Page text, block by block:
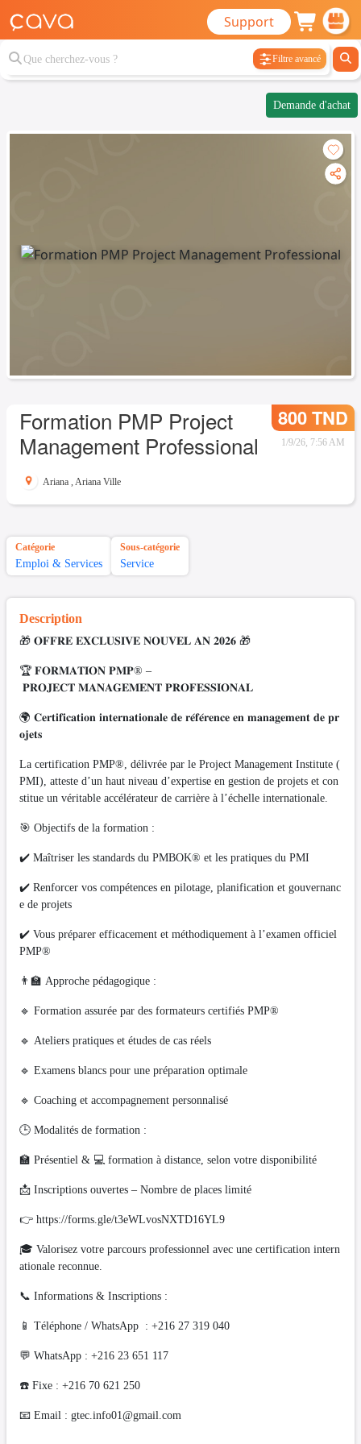
Support
Filtre avancé
Demande d'achat
Formation PMP Project
Management Professional
800 TND
1/9/26, 7:56 AM
Ariana , Ariana Ville
Catégorie
Emploi & Services
Sous-catégorie
Service
Description
🎁 𝐎𝐅𝐅𝐑𝐄 𝐄𝐗𝐂𝐋𝐔𝐒𝐈𝐕𝐄 𝐍𝐎𝐔𝐕𝐄𝐋 𝐀𝐍 𝟐𝟎𝟐𝟔 🎁
🏆 𝐅𝐎𝐑𝐌𝐀𝐓𝐈𝐎𝐍 𝐏𝐌𝐏® –
𝐏𝐑𝐎𝐉𝐄𝐂𝐓 𝐌𝐀𝐍𝐀𝐆𝐄𝐌𝐄𝐍𝐓 𝐏𝐑𝐎𝐅𝐄𝐒𝐒𝐈𝐎𝐍𝐀𝐋
🌍 𝐂𝐞𝐫𝐭𝐢𝐟𝐢𝐜𝐚𝐭𝐢𝐨𝐧 𝐢𝐧𝐭𝐞𝐫𝐧𝐚𝐭𝐢𝐨𝐧𝐚𝐥𝐞 𝐝𝐞 𝐫𝐞́𝐟𝐞́𝐫𝐞𝐧𝐜𝐞 𝐞𝐧 𝐦𝐚𝐧𝐚𝐠𝐞𝐦𝐞𝐧𝐭 𝐝𝐞 𝐩𝐫
𝐨𝐣𝐞𝐭𝐬
La certification PMP®, délivrée par le Project Management Institute (
PMI), atteste d’un haut niveau d’expertise en gestion de projets et con
stitue un véritable accélérateur de carrière à l’échelle internationale.
🎯 Objectifs de la formation :
✔️ Maîtriser les standards du PMBOK® et les pratiques du PMI
✔️ Renforcer vos compétences en pilotage, planification et gouvernanc
e de projets
✔️ Vous préparer efficacement et méthodiquement à l’examen officiel
PMP®
👨‍🏫 Approche pédagogique :
🔹 Formation assurée par des formateurs certifiés PMP®
🔹 Ateliers pratiques et études de cas réels
🔹 Examens blancs pour une préparation optimale
🔹 Coaching et accompagnement personnalisé
🕒 Modalités de formation :
🏫 Présentiel & 💻 formation à distance, selon votre disponibilité
📩 Inscriptions ouvertes – Nombre de places limité
👉 https://forms.gle/t3eWLvosNXTD16YL9
🎓 Valorisez votre parcours professionnel avec une certification intern
ationale reconnue.
📞 Informations & Inscriptions :
📱 Téléphone / WhatsApp : +216 27 319 040
💬 WhatsApp : +216 23 651 117
☎️ Fixe : +216 70 621 250
📧 Email : gtec.info01@gmail.com